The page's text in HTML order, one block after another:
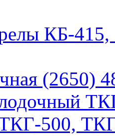
КБ-
(2650)
500,